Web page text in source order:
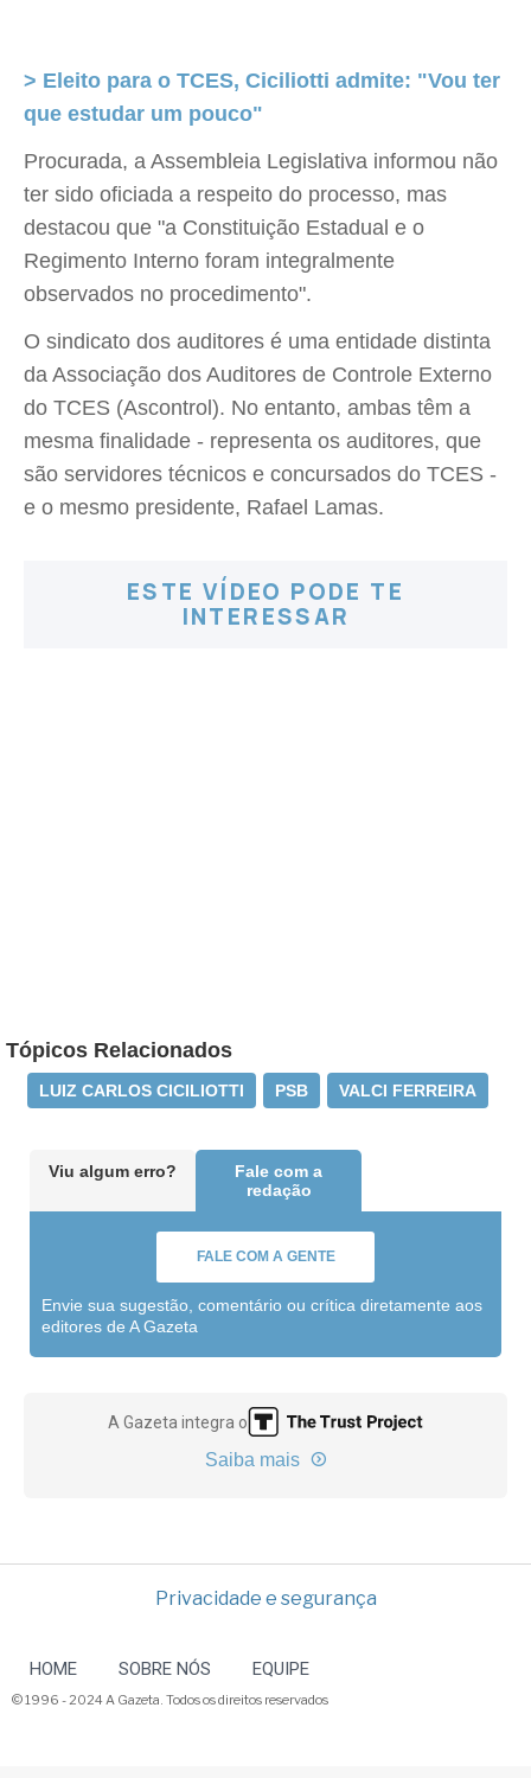
> Eleito para o TCES, Ciciliotti admite: "Vou ter
que estudar um pouco"
Procurada, a Assembleia Legislativa informou não
ter sido oficiada a respeito do processo, mas
destacou que "a Constituição Estadual e o
Regimento Interno foram integralmente
observados no procedimento".
O sindicato dos auditores é uma entidade distinta
da Associação dos Auditores de Controle Externo
do TCES (Ascontrol). No entanto, ambas têm a
mesma finalidade - representa os auditores, que
são servidores técnicos e concursados do TCES -
e o mesmo presidente, Rafael Lamas.
ESTE VÍDEO PODE TE
INTERESSAR
Tópicos Relacionados
LUIZ CARLOS CICILIOTTI PSB VALCI FERREIRA
Viu algum erro?
Fale com a
redação
FALE COM A GENTE
Envie sua sugestão, comentário ou crítica diretamente aos
editores de A Gazeta
A Gazeta integra o
Saiba mais
Privacidade e segurança
HOME SOBRE NÓS EQUIPE
© 1996 - 2024 A Gazeta. Todos os direitos reservados